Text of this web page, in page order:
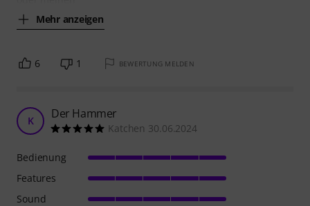
Mehr anzeigen
6 1 BEWERTUNG MELDEN
K Der Hammer
Katchen 30.06.2024
Bedienung
Features
Sound